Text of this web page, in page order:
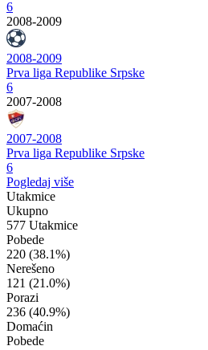
6
2008-2009
2008-2009
Prva liga Republike Srpske
6
2007-2008
2007-2008
Prva liga Republike Srpske
6
Pogledaj više
Utakmice
Ukupno
577 Utakmice
Pobede
220 (38.1%)
Nerešeno
121 (21.0%)
Porazi
236 (40.9%)
Domaćin
Pobede